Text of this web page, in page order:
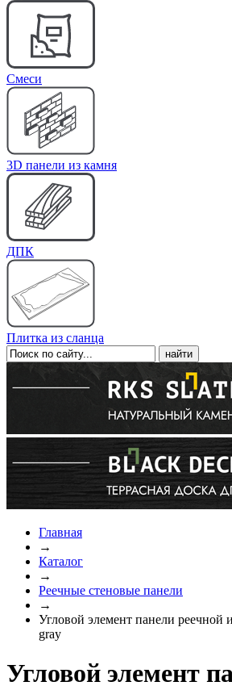
Cмеси
3D панели из камня
ДПК
Плитка из сланца
Главная
→
Каталог
→
Реечные стеновые панели
→
Угловой элемент панели
gray
Угловой элемент